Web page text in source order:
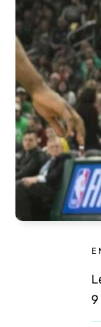
9